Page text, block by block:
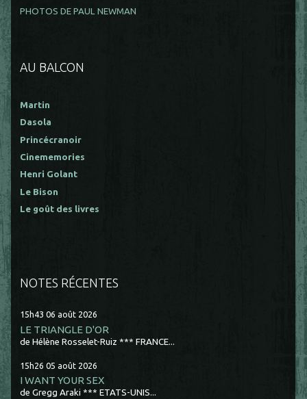
PHOTOS DE PAUL NEWMAN
AU BALCON
Martin
Dasola
Princécranoir
Cinememories
Henri Golant
Le Bison
Le goût des livres
NOTES RÉCENTES
15h43 06 août 2026
LE TRIANGLE D'OR
de Hélène Rosselet-Ruiz *** FRANCE...
15h26 05 août 2026
I WANT YOUR SEX
de Gregg Araki *** ETATS-UNIS...